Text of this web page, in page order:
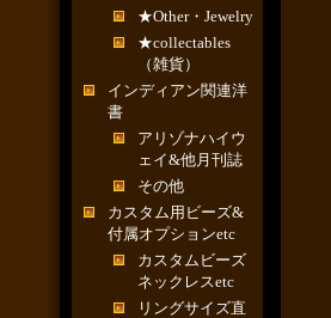
★Other・Jewelry
★collectables
（雑貨）
インディアン関連洋
書
アリゾナハイウ
ェイ&他月刊誌
その他
カスタム用ビーズ&
付属オプションetc
カスタムビーズ
ネックレスetc
リングサイズ直